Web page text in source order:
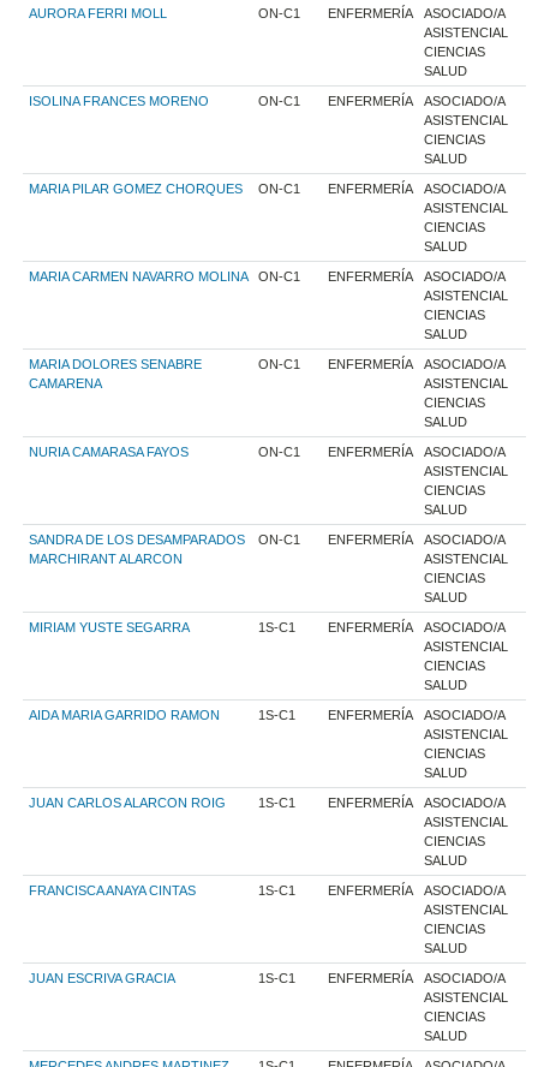
AURORA FERRI MOLL ON-C1 ENFERMERÍA
ASOCIADO/A
ASISTENCIAL
CIENCIAS
SALUD
ISOLINA FRANCES MORENO ON-C1 ENFERMERÍA
ASOCIADO/A
ASISTENCIAL
CIENCIAS
SALUD
MARIA PILAR GOMEZ CHORQUES ON-C1 ENFERMERÍA
ASOCIADO/A
ASISTENCIAL
CIENCIAS
SALUD
MARIA CARMEN NAVARRO MOLINA ON-C1 ENFERMERÍA
ASOCIADO/A
ASISTENCIAL
CIENCIAS
SALUD
MARIA DOLORES SENABRE
CAMARENA
ON-C1 ENFERMERÍA
ASOCIADO/A
ASISTENCIAL
CIENCIAS
SALUD
NURIA CAMARASA FAYOS ON-C1 ENFERMERÍA
ASOCIADO/A
ASISTENCIAL
CIENCIAS
SALUD
SANDRA DE LOS DESAMPARADOS
MARCHIRANT ALARCON
ON-C1 ENFERMERÍA
ASOCIADO/A
ASISTENCIAL
CIENCIAS
SALUD
MIRIAM YUSTE SEGARRA 1S-C1 ENFERMERÍA
ASOCIADO/A
ASISTENCIAL
CIENCIAS
SALUD
AIDA MARIA GARRIDO RAMON 1S-C1 ENFERMERÍA
ASOCIADO/A
ASISTENCIAL
CIENCIAS
SALUD
JUAN CARLOS ALARCON ROIG 1S-C1 ENFERMERÍA
ASOCIADO/A
ASISTENCIAL
CIENCIAS
SALUD
FRANCISCA ANAYA CINTAS 1S-C1 ENFERMERÍA
ASOCIADO/A
ASISTENCIAL
CIENCIAS
SALUD
JUAN ESCRIVA GRACIA 1S-C1 ENFERMERÍA
ASOCIADO/A
ASISTENCIAL
CIENCIAS
SALUD